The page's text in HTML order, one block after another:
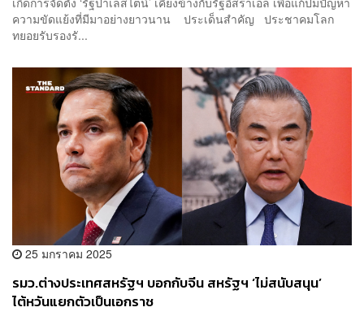
ความขัดแย้งที่มีมาอย่างยาวนาน ประเด็นสำคัญ ประชาคมโลก
ทยอยรับรองรั...
25 มกราคม 2025
รมว.ต่างประเทศสหรัฐฯ บอกกับจีน สหรัฐฯ ‘ไม่สนับสนุน’
ไต้หวันแยกตัวเป็นเอกราช